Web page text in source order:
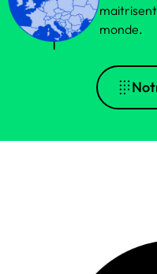
maitrisent
monde.